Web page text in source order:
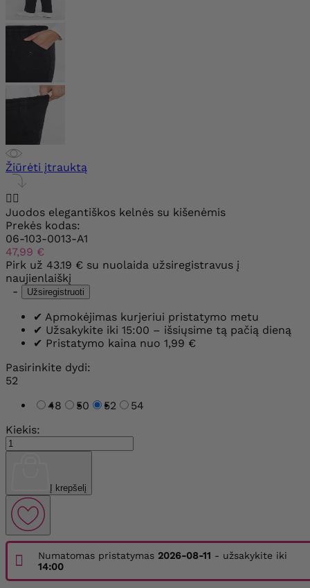
Žiūrėti įtrauktą
 
Juodos elegantiškos kelnės su kišenėmis
Prekės kodas:
06-103-0013-A1
47,99 €
Pirk už 43.19 € su nuolaida užsiregistravus į
naujienlaiškį
-
Užsiregistruoti
✔ Apmokėjimas kurjeriui pristatymo metu
✔ Užsakykite iki 15:00 – išsiųsime tą pačią dieną
✔ Pristatymo kaina nuo 1,99 €
Pasirinkite dydi:
52
48
50 52
54
Kiekis:
Į krepšelį
Numatomas pristatymas 2026-08-11 - užsakykite iki
14:00